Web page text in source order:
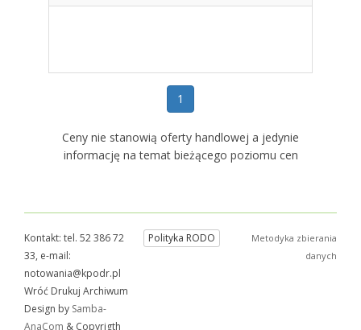
1
Ceny nie stanowią oferty handlowej a jedynie
informację na temat bieżącego poziomu cen
Kontakt: tel. 52 386 72
33, e-mail:
notowania@kpodr.pl
Wróć Drukuj Archiwum
Design by Samba-
AnaCom & Copyrigth
Polityka RODO
Metodyka zbierania
danych